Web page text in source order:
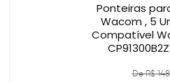
Ponteiras
Wacom , 5
Compatível
De R$